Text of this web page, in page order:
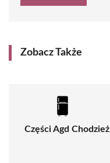
Zobacz Także
Części Agd Chodzież